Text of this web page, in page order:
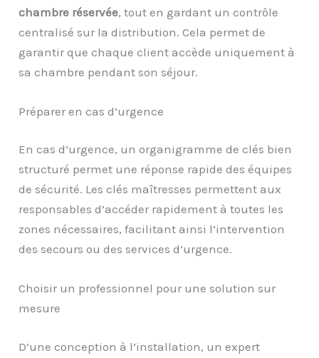
chambre réservée, tout en gardant un contrôle
centralisé sur la distribution. Cela permet de
garantir que chaque client accède uniquement à
sa chambre pendant son séjour.
Préparer en cas d’urgence
En cas d’urgence, un organigramme de clés bien
structuré permet une réponse rapide des équipes
de sécurité. Les clés maîtresses permettent aux
responsables d’accéder rapidement à toutes les
zones nécessaires, facilitant ainsi l’intervention
des secours ou des services d’urgence.
Choisir un professionnel pour une solution sur
mesure
D’une conception à l’installation, un expert